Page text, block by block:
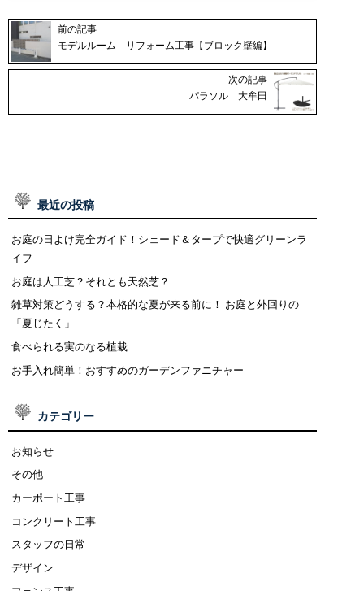
前の記事
モデルルーム リフォーム工事【ブロック壁編】
次の記事
パラソル 大牟田
最近の投稿
お庭の日よけ完全ガイド！シェード＆タープで快適グリーンラ
イフ
お庭は人工芝？それとも天然芝？
雑草対策どうする？本格的な夏が来る前に！ お庭と外回りの
「夏じたく」
食べられる実のなる植栽
お手入れ簡単！おすすめのガーデンファニチャー
カテゴリー
お知らせ
その他
カーポート工事
コンクリート工事
スタッフの日常
デザイン